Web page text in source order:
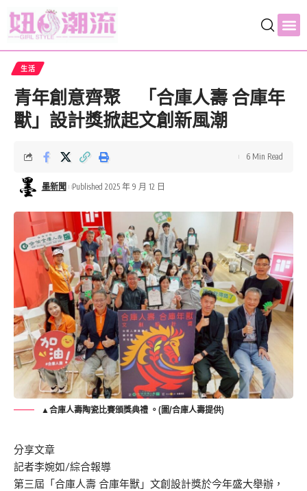
生活
青年創意齊聚 「合庫人壽 合庫年
獸」設計獎掀起文創新風潮
墨新聞 Published 2025 年 9 月 12 日
6 Min Read
▲合庫人壽陶瓷比賽頒獎典禮 。(圖/合庫人壽提供)
分享文章
記者李婉如/綜合報導
第三屆「合庫人壽 合庫年獸」文創設計獎於今年盛大舉辦，